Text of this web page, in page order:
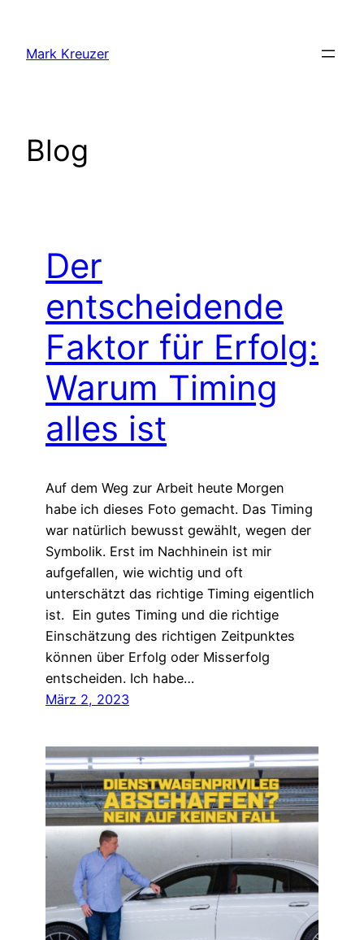
springen
Mark Kreuzer
Blog
Der
entscheidende
Faktor für Erfolg:
Warum Timing
alles ist
Auf dem Weg zur Arbeit heute Morgen
habe ich dieses Foto gemacht. Das Timing
war natürlich bewusst gewählt, wegen der
Symbolik. Erst im Nachhinein ist mir
aufgefallen, wie wichtig und oft
unterschätzt das richtige Timing eigentlich
ist. Ein gutes Timing und die richtige
Einschätzung des richtigen Zeitpunktes
können über Erfolg oder Misserfolg
entscheiden. Ich habe…
März 2, 2023